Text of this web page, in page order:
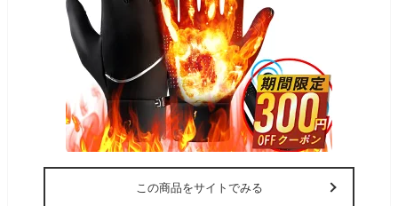
この商品をサイトでみる